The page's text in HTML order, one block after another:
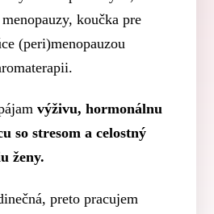
koučka pre
(peri)menopauzou
výživu, hormonálnu
so stresom a celostný
ženy.
preto pracujem